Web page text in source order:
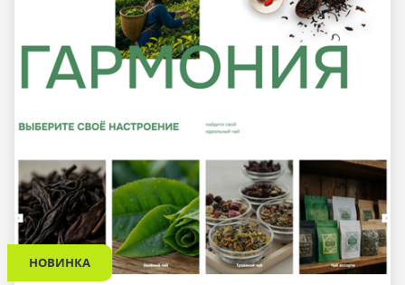
НОВИНКА